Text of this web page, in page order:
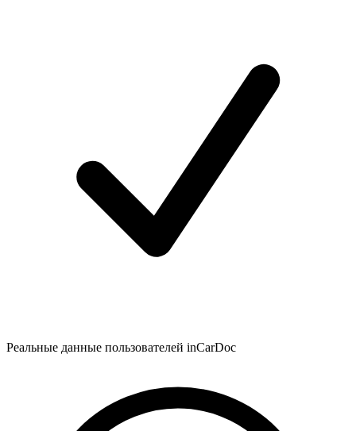
Реальные данные пользователей inCarDoc